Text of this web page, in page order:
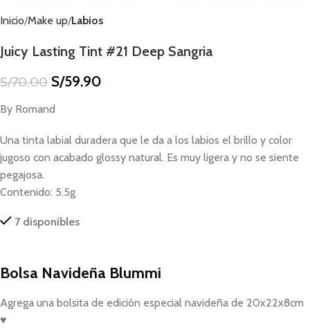
Inicio Make up Labios
Juicy Lasting Tint #21 Deep Sangria
S/70.00 S/59.90
By Romand
Una tinta labial duradera que le da a los labios el brillo y color
jugoso con acabado glossy natural. Es muy ligera y no se siente
pegajosa.
Contenido: 5.5g
7 disponibles
Bolsa Navideña Blummi
Agrega una bolsita de edición especial navideña de 20x22x8cm
♥